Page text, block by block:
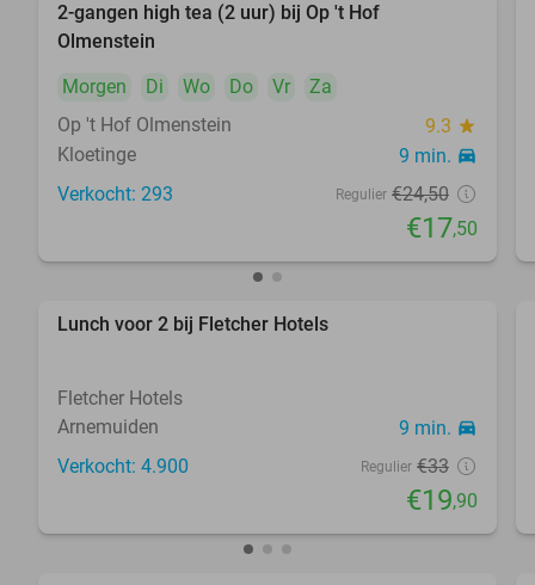
2-gangen high tea (2 uur) bij Op 't Hof
Olmenstein
Morgen
Di Wo Do Vr
Za
Op 't Hof Olmenstein
9.3 star
Kloetinge 9 min. directions_car
Verkocht: 293 Regulier €24,50
€17,50
Lunch voor 2 bij Fletcher Hotels
Fletcher Hotels
Arnemuiden
9 min. directions_car
Verkocht: 4.900 Regulier €33
€19,90